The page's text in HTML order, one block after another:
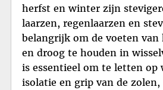
herfst en winter zijn
laarzen, regenlaarzen en
belangrijk om de voeten van
en droog te houden in
is essentieel om te letten op
isolatie en grip van de